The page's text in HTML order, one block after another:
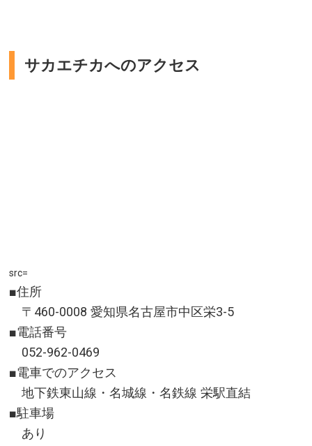
サカエチカへのアクセス
src=
■住所
〒460-0008 愛知県名古屋市中区栄3-5
■電話番号
052-962-0469
■電車でのアクセス
地下鉄東山線・名城線・名鉄線 栄駅直結
■駐車場
あり